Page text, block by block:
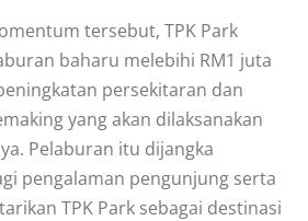
tersebut, TPK Park
baharu melebihi RM1 juta
persekitaran dan
yang akan dilaksanakan
Pelaburan itu dijangka
pengalaman pengunjung serta
TPK Park sebagai destinasi